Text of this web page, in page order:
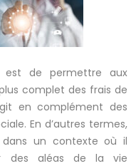
est de permettre aux
complet des frais de
en complément des
En d’autres termes,
dans un contexte où il
des aléas de la vie